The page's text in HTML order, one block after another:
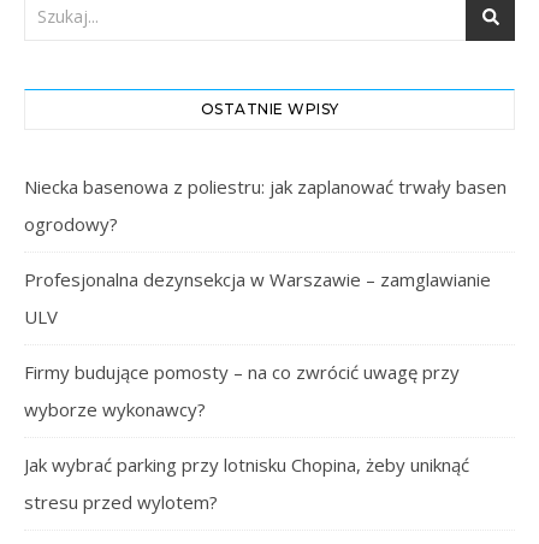
OSTATNIE WPISY
Niecka basenowa z poliestru: jak zaplanować trwały basen
ogrodowy?
Profesjonalna dezynsekcja w Warszawie – zamglawianie
ULV
Firmy budujące pomosty – na co zwrócić uwagę przy
wyborze wykonawcy?
Jak wybrać parking przy lotnisku Chopina, żeby uniknąć
stresu przed wylotem?